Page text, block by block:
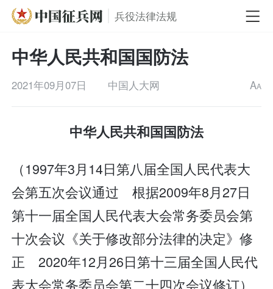
兵役法律法规
中华人民共和国国防法
2021年09月07日 中国人大网 AA
中华人民共和国国防法
（1997年3月14日第八届全国人民代表大
会第五次会议通过 根据2009年8月27日
第十一届全国人民代表大会常务委员会第
十次会议《关于修改部分法律的决定》修
正 2020年12月26日第十三届全国人民代
表大会常务委员会第二十四次会议修订）